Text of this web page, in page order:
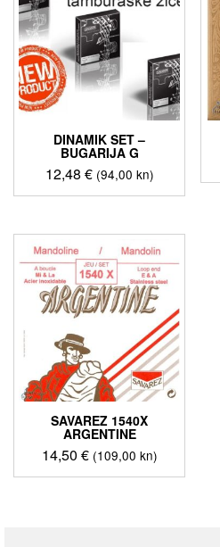
DINAMIK SET –
BUGARIJA G
12,48 € (94,00 kn)
SAVAREZ 1540X
ARGENTINE
14,50 € (109,00 kn)